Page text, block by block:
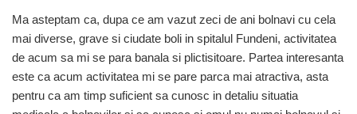
Ma asteptam ca, dupa ce am vazut zeci de ani bolnavi cu cela
mai diverse, grave si ciudate boli in spitalul Fundeni, activitatea
de acum sa mi se para banala si plictisitoare. Partea interesanta
este ca acum activitatea mi se pare parca mai atractiva, asta
pentru ca am timp suficient sa cunosc in detaliu situatia